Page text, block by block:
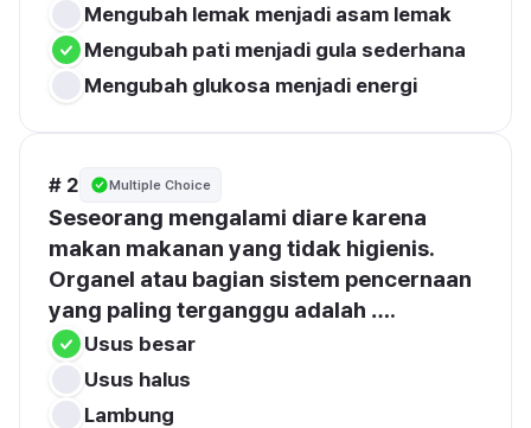
Mengubah lemak menjadi asam lemak
Mengubah pati menjadi gula sederhana
Mengubah glukosa menjadi energi
# 2 Multiple Choice
Seseorang mengalami diare karena
makan makanan yang tidak higienis.
Organel atau bagian sistem pencernaan
yang paling terganggu adalah ….
Usus besar
Usus halus
Lambung